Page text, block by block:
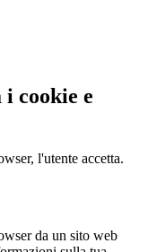
cookie e
l'utente accetta.
da un sito web